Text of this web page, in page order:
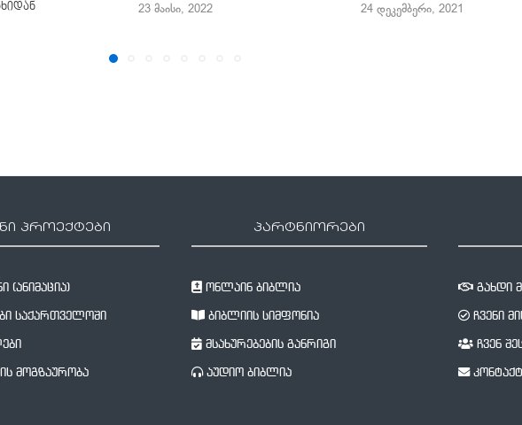
23 მაისი, 2022 24 დეკემბერი, 2021
პროექტები
(ანიმაცია)
საქართველოში
მოგზაურობა
პარტნიორები
ონლაინ ბიბლია
ბიბლიის სიმფონია
მსახურებების განრიგი
აუდიო ბიბლია
გახდი
ჩვენი
ჩვენ